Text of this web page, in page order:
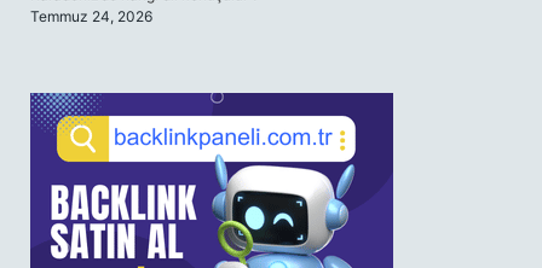
Temmuz 24, 2026